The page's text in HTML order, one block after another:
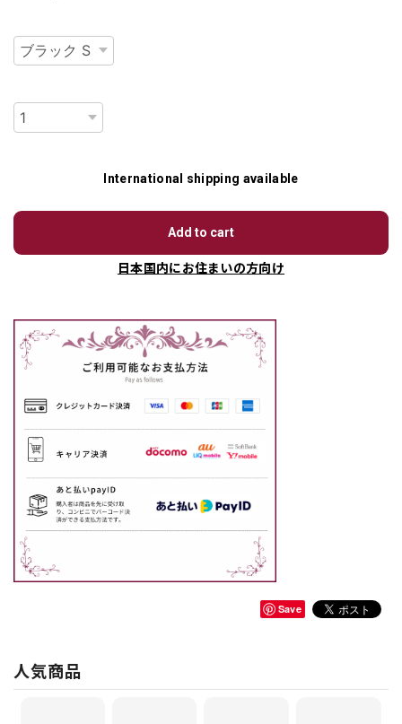
International shipping available
Add to cart
日本国内にお住まいの方向け
Save
人気商品